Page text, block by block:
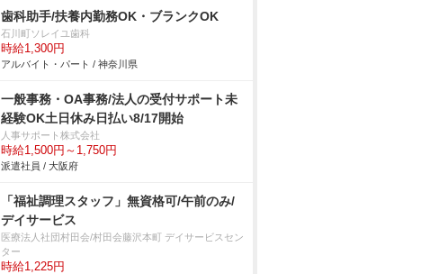
歯科助手/扶養内勤務OK・ブランクOK
石川町ソレイユ歯科
時給1,300円
アルバイト・パート / 神奈川県
一般事務・OA事務/法人の受付サポート未
経験OK土日休み日払い8/17開始
人事サポート株式会社
時給1,500円～1,750円
派遣社員 / 大阪府
「福祉調理スタッフ」無資格可/午前のみ/
デイサービス
医療法人社団村田会/村田会藤沢本町 デイサービスセン
ター
時給1,225円